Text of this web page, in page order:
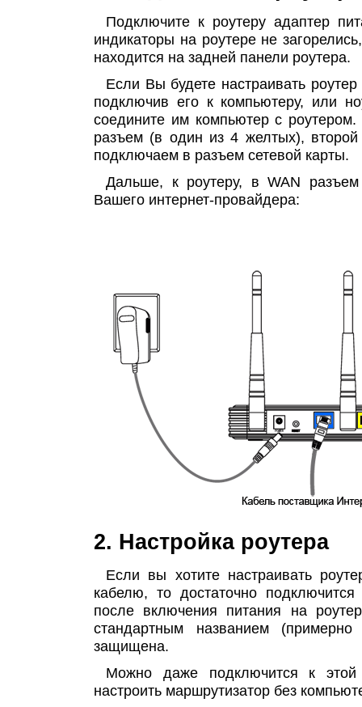
Подключите к роутеру адаптер
индикаторы на роутере не
находится на задней панели роутера.
Если Вы будете настраивать
подключив его к компьютеру, или
соедините им компьютер с
разъем (в один из 4 желтых), второй
подключаем в разъем сетевой карты.
Дальше, к роутеру, в WAN
Вашего интернет-провайдера:
2. Настройка роутера
Если вы хотите настраивать
кабелю, то достаточно
после включения питания на
стандартным названием
защищена.
Можно даже подключится к
настроить маршрутизатор без